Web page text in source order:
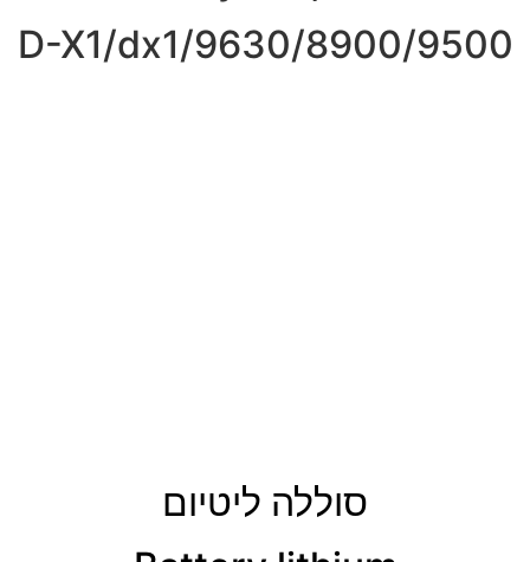
8900/9500/D-X1/dx1/9630
סוללה ליטיום